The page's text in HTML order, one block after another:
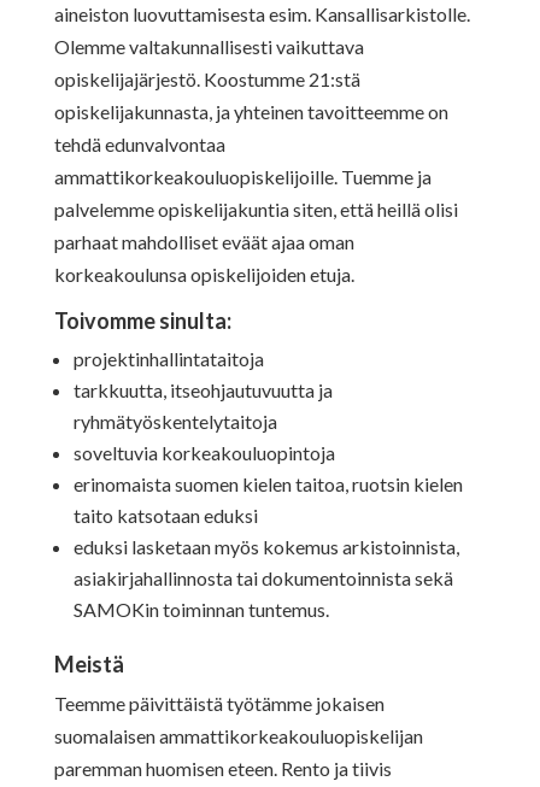
aineiston luovuttamisesta esim. Kansallisarkistolle.
Olemme valtakunnallisesti vaikuttava
opiskelijajärjestö. Koostumme 21:stä
opiskelijakunnasta, ja yhteinen tavoitteemme on
tehdä edunvalvontaa
ammattikorkeakouluopiskelijoille. Tuemme ja
palvelemme opiskelijakuntia siten, että heillä olisi
parhaat mahdolliset eväät ajaa oman
korkeakoulunsa opiskelijoiden etuja.
Toivomme sinulta:
projektinhallintataitoja
tarkkuutta, itseohjautuvuutta ja
ryhmätyöskentelytaitoja
soveltuvia korkeakouluopintoja
erinomaista suomen kielen taitoa, ruotsin kielen
taito katsotaan eduksi
eduksi lasketaan myös kokemus arkistoinnista,
asiakirjahallinnosta tai dokumentoinnista sekä
SAMOKin toiminnan tuntemus.
Meistä
Teemme päivittäistä työtämme jokaisen
suomalaisen ammattikorkeakouluopiskelijan
paremman huomisen eteen. Rento ja tiivis